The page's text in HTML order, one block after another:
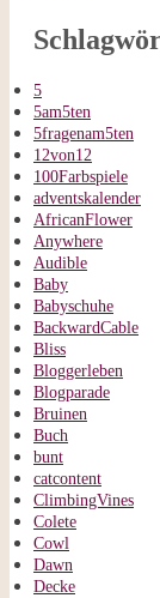
5
5am5ten
5fragenam5ten
12von12
100Farbspiele
adventskalender
AfricanFlower
Anywhere
Audible
Baby
Babyschuhe
BackwardCable
Bliss
Bloggerleben
Blogparade
Bruinen
Buch
bunt
catcontent
ClimbingVines
Colete
Cowl
Dawn
Decke